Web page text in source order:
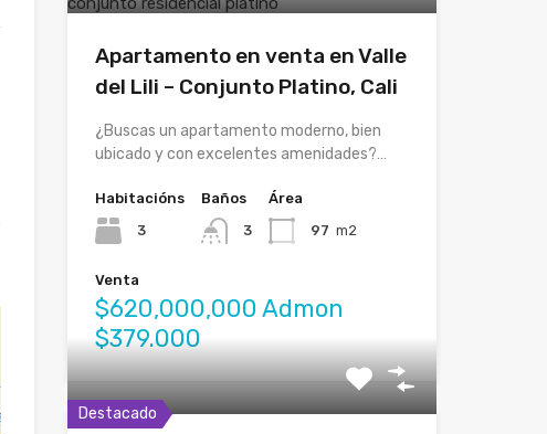
Apartamento en venta en Valle
del Lili – Conjunto Platino, Cali
¿Buscas un apartamento moderno, bien
ubicado y con excelentes amenidades?…
Habitacións
3
Baños
3
Área
97 m2
Venta
$620,000,000 Admon
$379.000
Destacado